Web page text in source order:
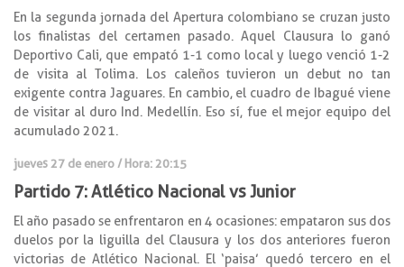
En la segunda jornada del Apertura colombiano se cruzan justo
los finalistas del certamen pasado. Aquel Clausura lo ganó
Deportivo Cali, que empató 1-1 como local y luego venció 1-2
de visita al Tolima. Los caleños tuvieron un debut no tan
exigente contra Jaguares. En cambio, el cuadro de Ibagué viene
de visitar al duro Ind. Medellín. Eso sí, fue el mejor equipo del
acumulado 2021.
jueves 27 de enero / Hora: 20:15
Partido 7: Atlético Nacional vs Junior
El año pasado se enfrentaron en 4 ocasiones: empataron sus dos
duelos por la liguilla del Clausura y los dos anteriores fueron
victorias de Atlético Nacional. El ‘paisa’ quedó tercero en el